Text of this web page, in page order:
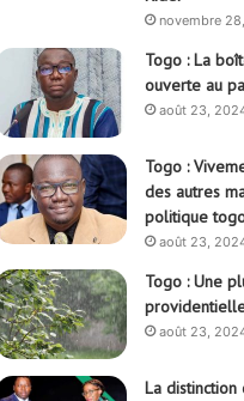
novembre
Togo : La
ouverte au
août 23,
Togo :
des autres
politique
août 23,
Togo : Une
août 23,
La distinction